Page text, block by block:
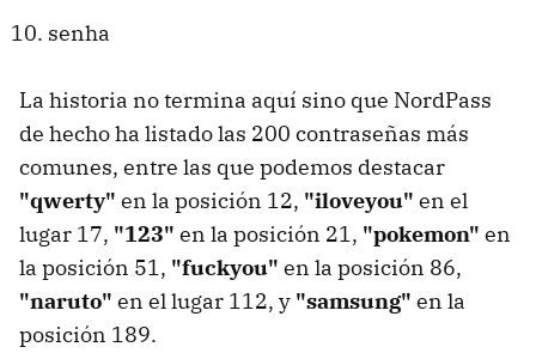
senha
La historia no termina aquí sino que NordPass
de hecho ha listado las 200 contraseñas más
comunes, entre las que podemos destacar
"qwerty" en la posición 12, "iloveyou" en el
lugar 17, "123" en la posición 21, "pokemon" en
la posición 51, "fuckyou" en la posición 86,
"naruto" en el lugar 112, y "samsung" en la
posición 189.